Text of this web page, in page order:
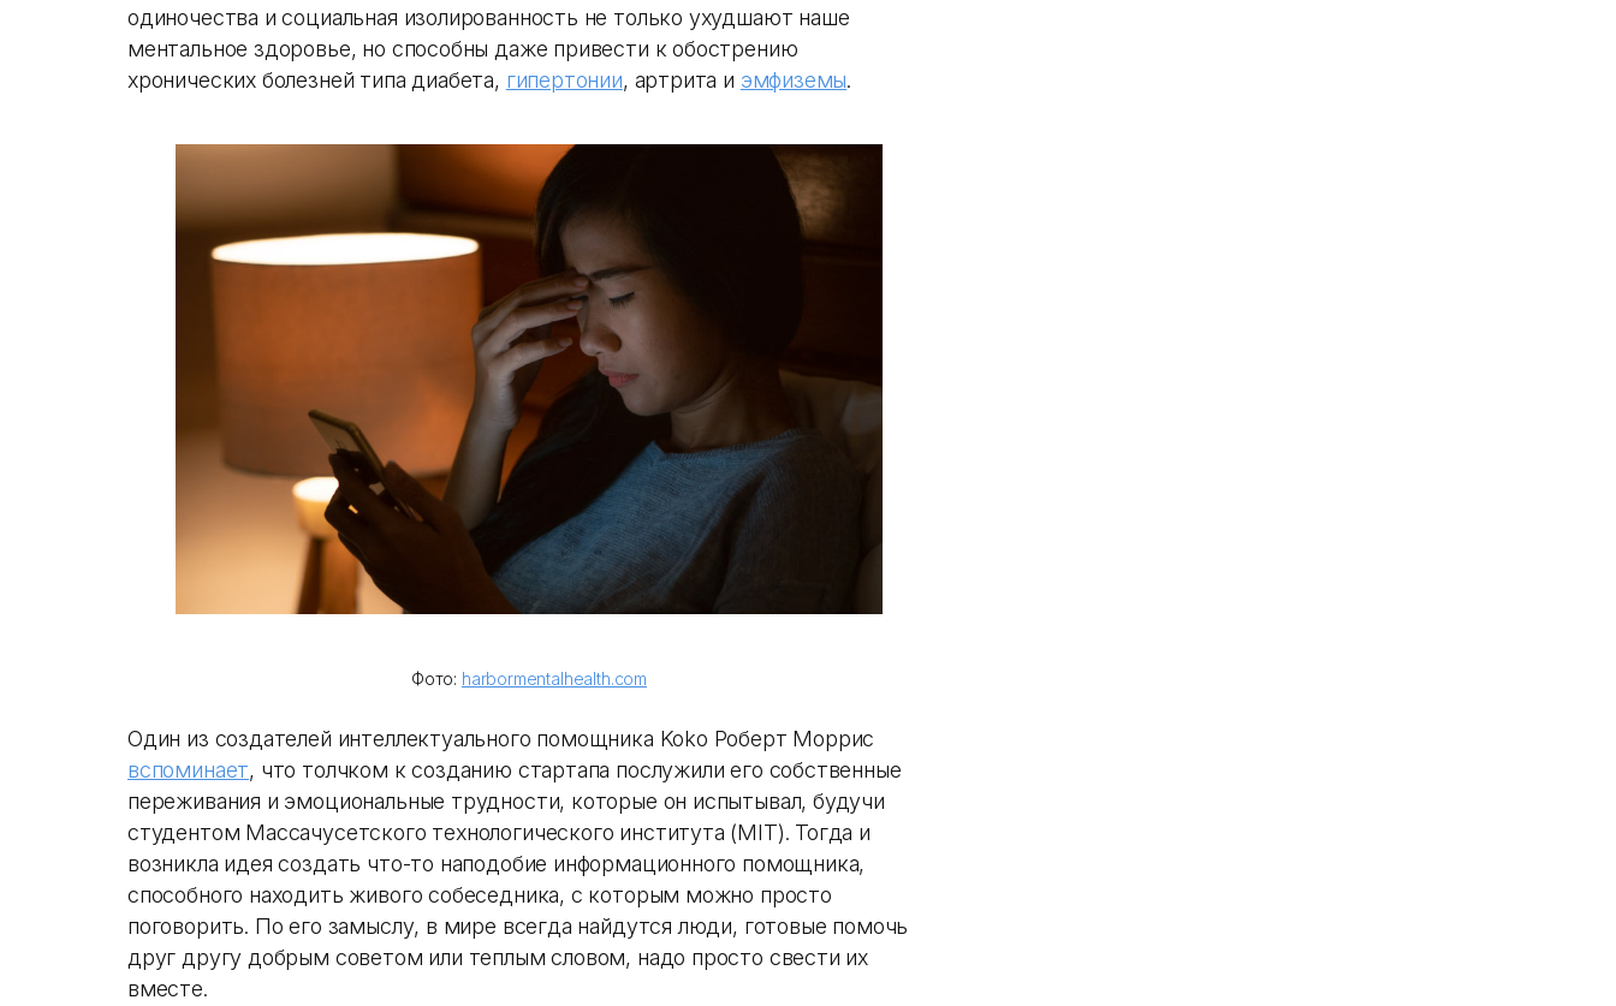
одиночества и социальная изолированность не только ухудшают наше
ментальное здоровье, но способны даже привести к обострению
хронических болезней типа диабета, гипертонии, артрита и эмфиземы.
Фото: harbormentalhealth.com
Один из создателей интеллектуального помощника Koko Роберт Моррис
вспоминает, что толчком к созданию стартапа послужили его собственные
переживания и эмоциональные трудности, которые он испытывал, будучи
студентом Массачусетского технологического института (MIT). Тогда и
возникла идея создать что-то наподобие информационного помощника,
способного находить живого собеседника, с которым можно просто
поговорить. По его замыслу, в мире всегда найдутся люди, готовые помочь
друг другу добрым советом или теплым словом, надо просто свести их
вместе.